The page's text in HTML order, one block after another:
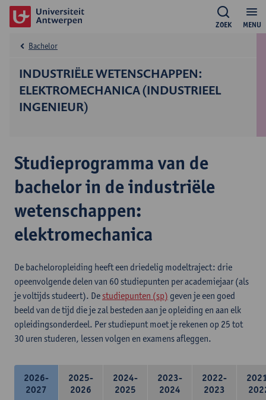
MENU
ZOEK
INDUSTRIËLE WETENSCHAPPEN:
ELEKTROMECHANICA (INDUSTRIEEL
INGENIEUR)
Bachelor
Studieprogramma van de
bachelor in de industriële
wetenschappen:
elektromechanica
De bacheloropleiding heeft een driedelig modeltraject: drie
opeenvolgende delen van 60 studiepunten per academiejaar (als
je voltijds studeert). De studiepunten (sp) geven je een goed
beeld van de tijd die je zal besteden aan je opleiding en aan elk
opleidingsonderdeel. Per studiepunt moet je rekenen op 25 tot
30 uren studeren, lessen volgen en examens afleggen.
2026-
2027
2025-
2026
2024-
2025
2023-
2024
2022-
2023